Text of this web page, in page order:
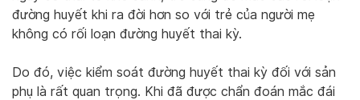
đường huyết khi ra đời hơn so với trẻ của người mẹ
không có rối loạn đường huyết thai kỳ.
Do đó, việc kiểm soát đường huyết thai kỳ đối với sản
phụ là rất quan trọng. Khi đã được chẩn đoán mắc đái